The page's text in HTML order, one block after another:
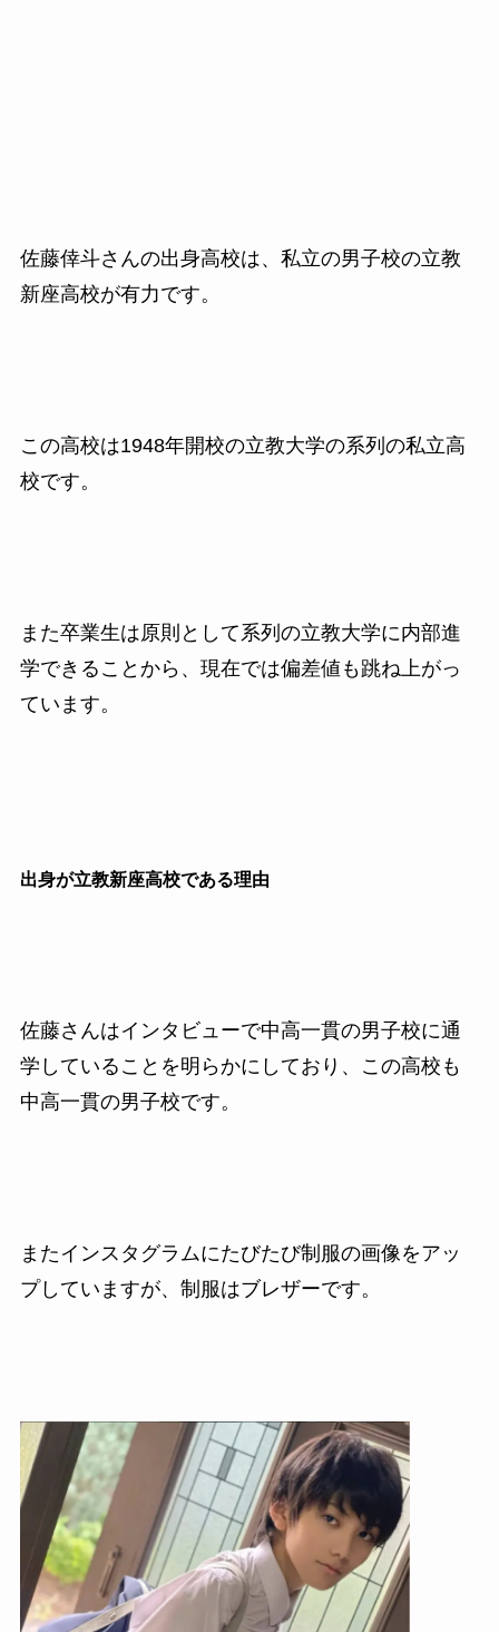
佐藤倖斗さんの出身高校は、私立の男子校の立教
新座高校が有力です。
この高校は1948年開校の立教大学の系列の私立高
校です。
また卒業生は原則として系列の立教大学に内部進
学できることから、現在では偏差値も跳ね上がっ
ています。
出身が立教新座高校である理由
佐藤さんはインタビューで中高一貫の男子校に通
学していることを明らかにしており、この高校も
中高一貫の男子校です。
またインスタグラムにたびたび制服の画像をアッ
プしていますが、制服はブレザーです。